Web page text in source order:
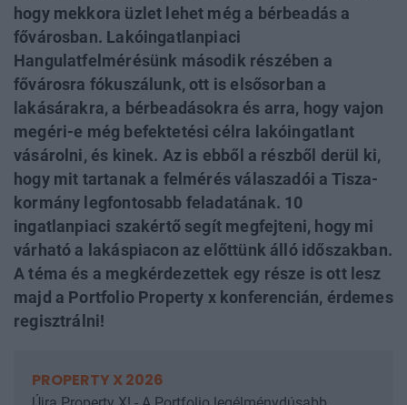
hogy mekkora üzlet lehet még a bérbeadás a
fővárosban. Lakóingatlanpiaci
Hangulatfelmérésünk második részében a
fővárosra fókuszálunk, ott is elsősorban a
lakásárakra, a bérbeadásokra és arra, hogy vajon
megéri-e még befektetési célra lakóingatlant
vásárolni, és kinek. Az is ebből a részből derül ki,
hogy mit tartanak a felmérés válaszadói a Tisza-
kormány legfontosabb feladatának. 10
ingatlanpiaci szakértő segít megfejteni, hogy mi
várható a lakáspiacon az előttünk álló időszakban.
A téma és a megkérdezettek egy része is ott lesz
majd a Portfolio Property x konferencián, érdemes
regisztrálni!
PROPERTY X 2026